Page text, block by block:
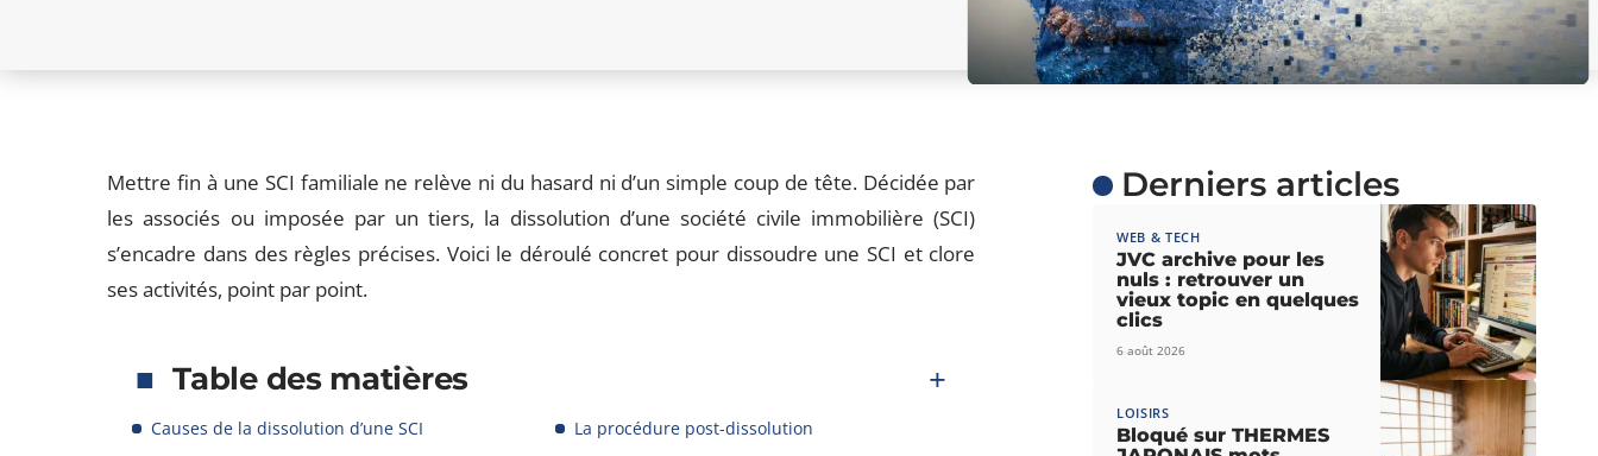
Mettre fin à une SCI familiale ne relève ni du hasard ni d’un simple coup de tête. Décidée par
les associés ou imposée par un tiers, la dissolution d’une société civile immobilière (SCI)
s’encadre dans des règles précises. Voici le déroulé concret pour dissoudre une SCI et clore
ses activités, point par point.
Table des matières
Causes de la dissolution d’une SCI
La procédure post-dissolution
Derniers articles
WEB & TECH
JVC archive pour les
nuls : retrouver un
vieux topic en quelques
clics
6 août 2026
LOISIRS
Bloqué sur THERMES